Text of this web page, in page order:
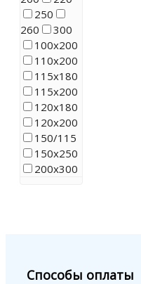
250
260
300
100x200
110х200
115х180
115х200
120х180
120x200
150/115
150x250
200х300
Способы оплаты